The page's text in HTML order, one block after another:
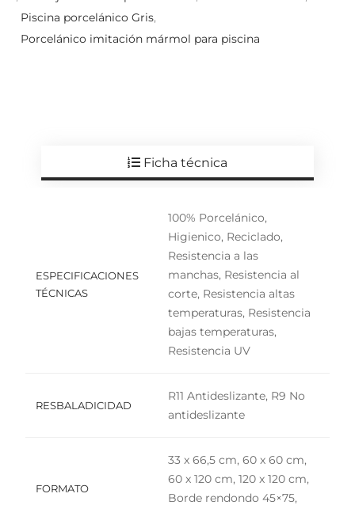
Piscina porcelánico Gris,
Porcelánico imitación mármol para piscina
Ficha técnica
ESPECIFICACIONES
TÉCNICAS
100% Porcelánico,
Higienico, Reciclado,
Resistencia a las
manchas, Resistencia al
corte, Resistencia altas
temperaturas, Resistencia
bajas temperaturas,
Resistencia UV
RESBALADICIDAD
R11 Antideslizante, R9 No
antideslizante
FORMATO
33 x 66,5 cm, 60 x 60 cm,
60 x 120 cm, 120 x 120 cm,
Borde rendondo 45×75,